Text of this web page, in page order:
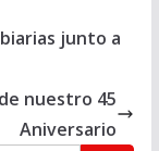
junto a
nuestro 45
Aniversario